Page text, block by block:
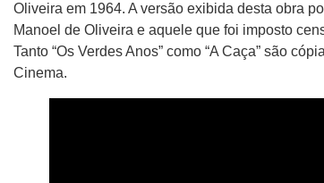
Oliveira em 1964. A versão exibida desta obra
Manoel de Oliveira e aquele que foi imposto
Tanto “Os Verdes Anos” como “A Caça” são
Cinema.